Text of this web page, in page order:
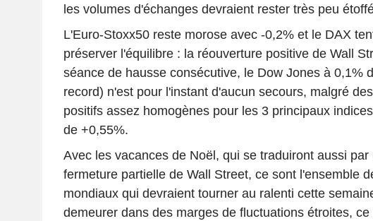
les volumes d'échanges devraient rester très peu
L'Euro-Stoxx50 reste morose avec -0,2% et le DAX
préserver l'équilibre : la réouverture positive de Wall
séance de hausse consécutive, le Dow Jones à 0,1%
record) n'est pour l'instant d'aucun secours, malgré
positifs assez homogènes pour les 3 principaux
de +0,55%.
Avec les vacances de Noël, qui se traduiront aussi par
fermeture partielle de Wall Street, ce sont l'ensemble
mondiaux qui devraient tourner au ralenti cette
demeurer dans des marges de fluctuations étroites, ce